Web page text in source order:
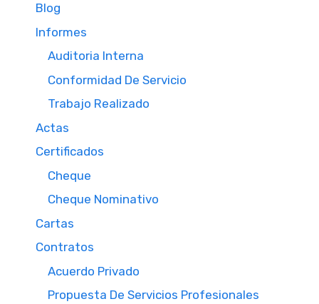
Blog
Informes
Auditoria Interna
Conformidad De Servicio
Trabajo Realizado
Actas
Certificados
Cheque
Cheque Nominativo
Cartas
Contratos
Acuerdo Privado
Propuesta De Servicios Profesionales